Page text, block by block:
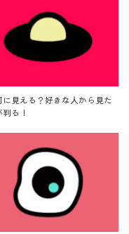
に見える？好きな人から見た
る！